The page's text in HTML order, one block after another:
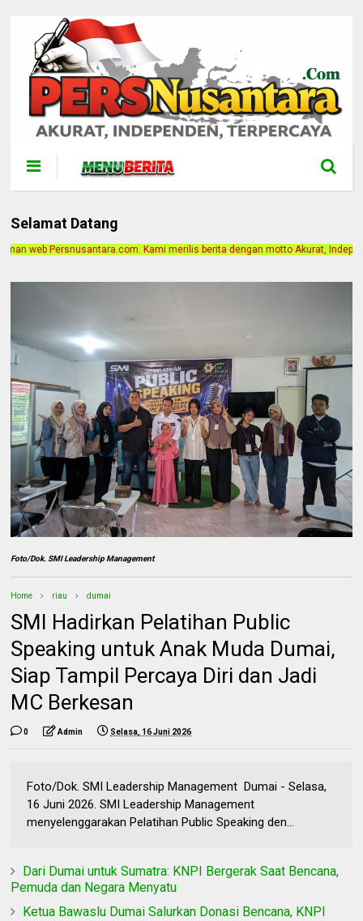
Selamat Datang
merilis berita dengan motto Akurat, Independen, Terpercaya. Alamat
Foto/Dok. SMI Leadership Management
Home riau dumai
SMI Hadirkan Pelatihan Public
Speaking untuk Anak Muda Dumai,
Siap Tampil Percaya Diri dan Jadi
MC Berkesan
0 Admin Selasa, 16 Juni 2026
Foto/Dok. SMI Leadership Management Dumai - Selasa,
16 Juni 2026. SMI Leadership Management
menyelenggarakan Pelatihan Public Speaking den...
Dari Dumai untuk Sumatra: KNPI Bergerak Saat Bencana,
Pemuda dan Negara Menyatu
Ketua Bawaslu Dumai Salurkan Donasi Bencana, KNPI